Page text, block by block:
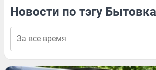
Новости по тэгу Бытовка